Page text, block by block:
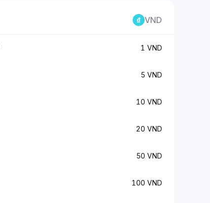
VND
1 VND
5 VND
10 VND
20 VND
50 VND
100 VND